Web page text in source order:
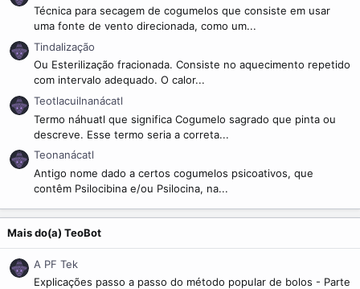
Técnica para secagem de cogumelos que consiste em usar
uma fonte de vento direcionada, como um...
Tindalização
Ou Esterilização fracionada. Consiste no aquecimento repetido
com intervalo adequado. O calor...
Teotlacuilnanácatl
Termo náhuatl que significa Cogumelo sagrado que pinta ou
descreve. Esse termo seria a correta...
Teonanácatl
Antigo nome dado a certos cogumelos psicoativos, que
contêm Psilocibina e/ou Psilocina, na...
Mais do(a) TeoBot
A PF Tek
Explicações passo a passo do método popular de bolos - Parte